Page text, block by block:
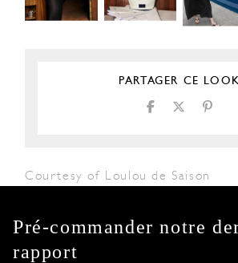
PARTAGER CE LOOK
Courtesy of Loulou de Saison
Pré-commander notre
rapport